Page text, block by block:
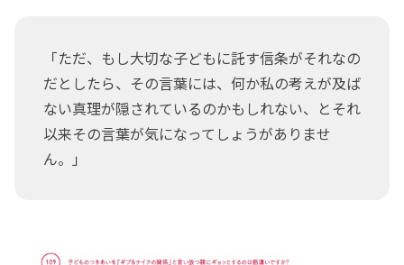
「ただ、もし大切な子どもに託す信条がそれなの
だとしたら、その言葉には、何か私の考えが及ば
ない真理が隠されているのかもしれない、とそれ
以来その言葉が気になってしょうがありませ
ん。」